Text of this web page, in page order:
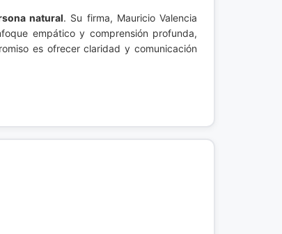
natural. Su firma, Mauricio Valencia
empático y comprensión profunda,
es ofrecer claridad y comunicación